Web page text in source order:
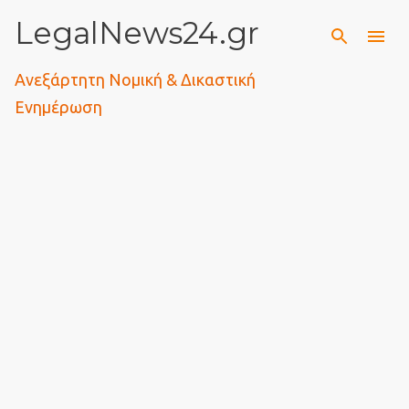
Μετάβαση στο κύριο περιεχόμενο
LegalNews24.gr
Ανεξάρτητη Νομική & Δικαστική
Ενημέρωση